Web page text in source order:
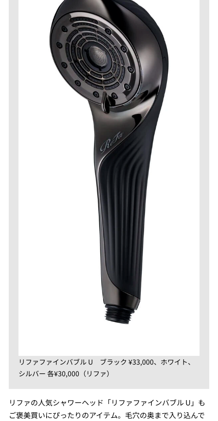
リファファインバブル U ブラック ¥33,000、ホワイト、
シルバー 各¥30,000（リファ）
リファの人気シャワーヘッド「リファファインバブル U」も
ご褒美買いにぴったりのアイテム。毛穴の奥まで入り込んで